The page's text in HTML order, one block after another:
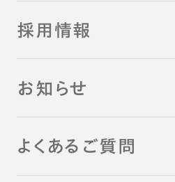
採用情報
お知らせ
よくあるご質問